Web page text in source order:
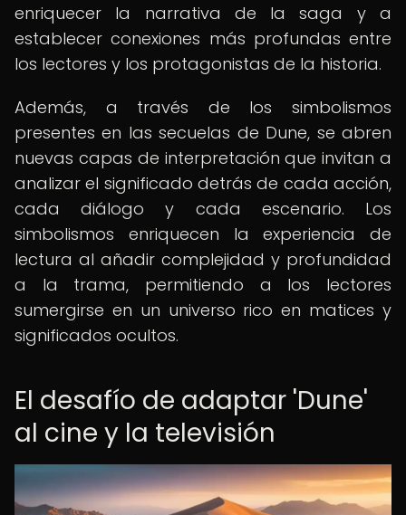
enriquecer la narrativa de la saga y a
establecer conexiones más profundas entre
los lectores y los protagonistas de la historia.
Además, a través de los simbolismos
presentes en las secuelas de Dune, se abren
nuevas capas de interpretación que invitan a
analizar el significado detrás de cada acción,
cada diálogo y cada escenario. Los
simbolismos enriquecen la experiencia de
lectura al añadir complejidad y profundidad
a la trama, permitiendo a los lectores
sumergirse en un universo rico en matices y
significados ocultos.
El desafío de adaptar 'Dune'
al cine y la televisión